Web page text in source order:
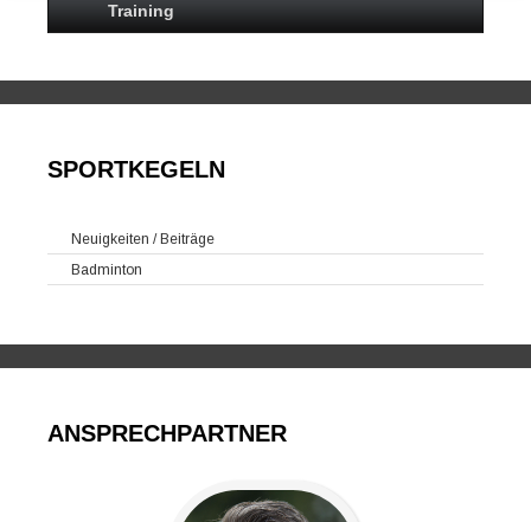
Training
SPORTKEGELN
Neuigkeiten / Beiträge
Badminton
ANSPRECHPARTNER